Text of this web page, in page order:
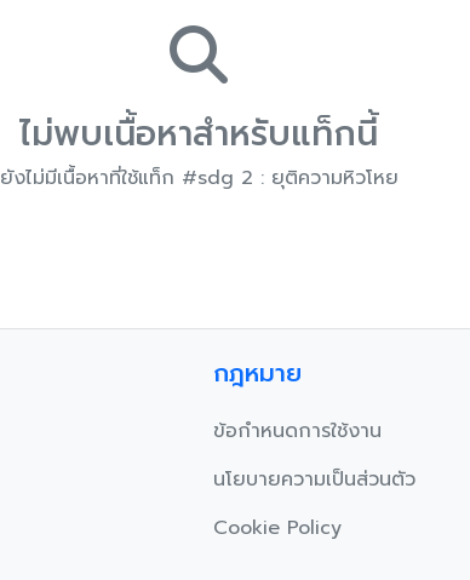
ไม่พบเนื้อหาสำหรับแท็กนี้
ยังไม่มีเนื้อหาที่ใช้แท็ก #sdg 2 : ยุติความหิวโหย
กฎหมาย
ข้อกำหนดการใช้งาน
นโยบายความเป็นส่วนตัว
Cookie Policy